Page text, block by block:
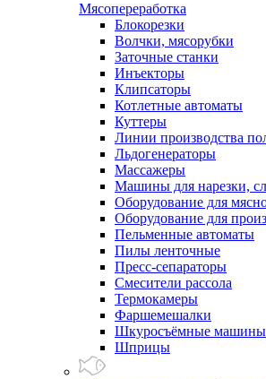
Мясопереработка
Блокорезки
Волчки, мясорубки
Заточные станки
Инъекторы
Клипсаторы
Котлетные автоматы
Куттеры
Линии производства
Льдогенераторы
Массажеры
Машины для нарезки,
Оборудование для
Оборудование для
Пельменные автоматы
Пилы ленточные
Пресс-сепараторы
Смесители рассола
Термокамеры
Фаршемешалки
Шкуросъёмные машины
Шприцы